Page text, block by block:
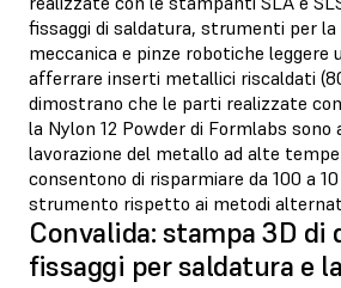
fissaggi di saldatura, strumenti per la
meccanica e pinze robotiche leggere
afferrare inserti metallici riscaldati
dimostrano che le parti realizzate con
la Nylon 12 Powder di Formlabs sono
lavorazione del metallo ad alte
consentono di risparmiare da 100 a
strumento rispetto ai metodi
Convalida: stampa 3D di
fissaggi per saldatura e